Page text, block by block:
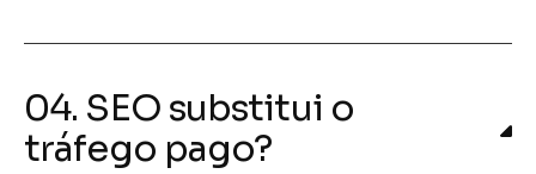
04. SEO substitui o
tráfego pago?